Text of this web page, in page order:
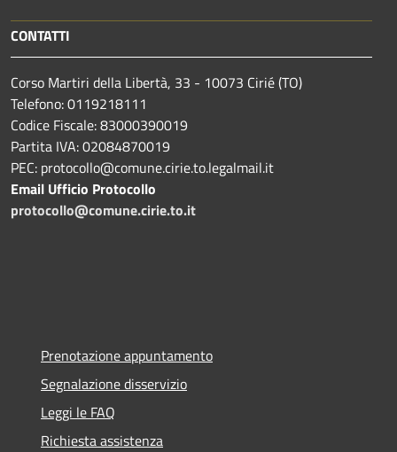
CONTATTI
Corso Martiri della Libertà, 33 - 10073 Cirié (TO)
Telefono: 0119218111
Codice Fiscale: 83000390019
Partita IVA: 02084870019
PEC: protocollo@comune.cirie.to.legalmail.it
Email Ufficio Protocollo
protocollo@comune.cirie.to.it
Prenotazione appuntamento
Segnalazione disservizio
Leggi le FAQ
Richiesta assistenza